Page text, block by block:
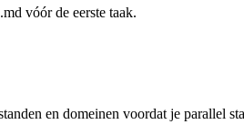
vóór de eerste taak.
en domeinen voordat je parallel